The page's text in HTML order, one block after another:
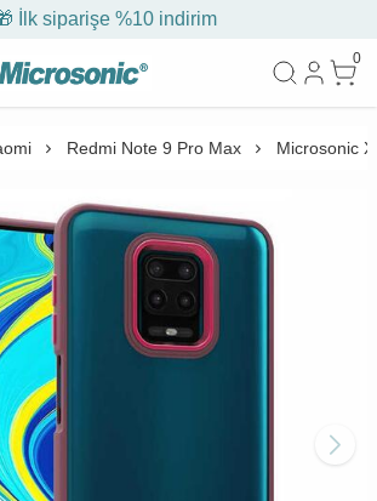
İlk siparişe %10 indirim
0
Redmi Note 9 Pro Max Microsonic